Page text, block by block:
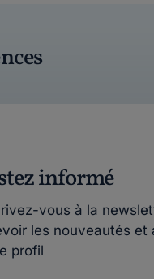
informé
vous à la
les nouveautés et
profil